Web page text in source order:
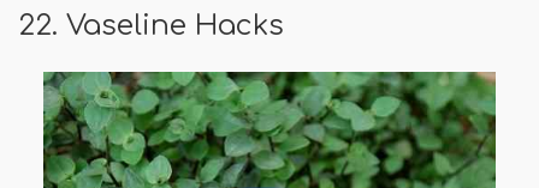
22. Vaseline Hacks